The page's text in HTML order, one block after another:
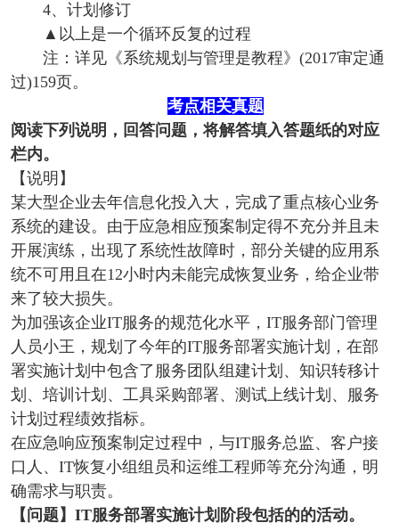
4、计划修订
▲以上是一个循环反复的过程
注：详见《系统规划与管理是教程》(2017审定通
过)159页。
考点相关真题
阅读下列说明，回答问题，将解答填入答题纸的对应
栏内。
【说明】
某大型企业去年信息化投入大，完成了重点核心业务
系统的建设。由于应急相应预案制定得不充分并且未
开展演练，出现了系统性故障时，部分关键的应用系
统不可用且在12小时内未能完成恢复业务，给企业带
来了较大损失。
为加强该企业IT服务的规范化水平，IT服务部门管理
人员小王，规划了今年的IT服务部署实施计划，在部
署实施计划中包含了服务团队组建计划、知识转移计
划、培训计划、工具采购部署、测试上线计划、服务
计划过程绩效指标。
在应急响应预案制定过程中，与IT服务总监、客户接
口人、IT恢复小组组员和运维工程师等充分沟通，明
确需求与职责。
【问题】IT服务部署实施计划阶段包括的的活动。